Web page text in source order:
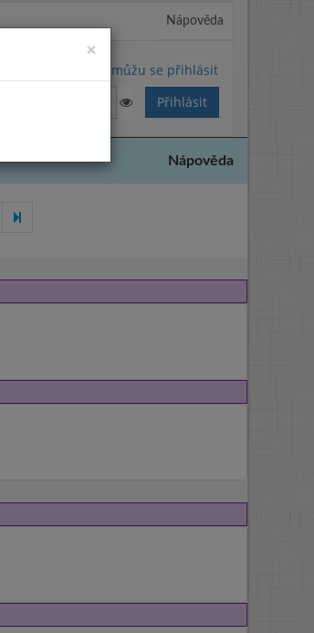
Nápověda
Nemůžu se přihlásit
Nápověda
×